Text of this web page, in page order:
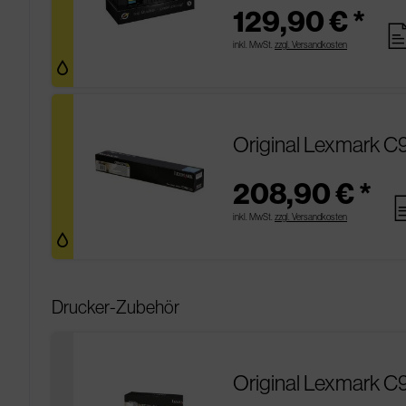
129,90 € *
inkl. MwSt. zzgl. Versandkosten
Original Lexmark
208,90 € *
inkl. MwSt. zzgl. Versandkosten
Drucker-Zubehör
Original Lexmark